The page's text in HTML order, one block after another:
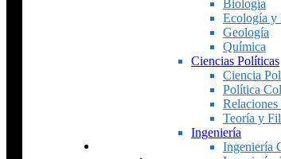
Biología
Ecología y
Geología
Química
Ciencias Políticas
Ciencia
Política
Teoría y
Ingeniería
Ingeniería